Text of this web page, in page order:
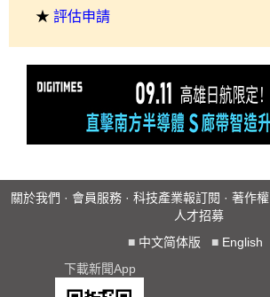
★ 評估申請
關於我們 · 會員服務 · 科技產業報訂閱 · 著作權
人才招募
■ 中文简体版 ■ English
下載新聞App